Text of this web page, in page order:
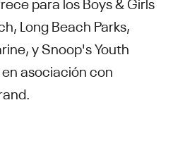
Long Beach Parks,
y Snoop's Youth
asociación con